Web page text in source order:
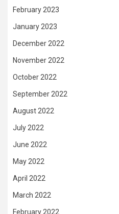
February 2023
January 2023
December 2022
November 2022
October 2022
September 2022
August 2022
July 2022
June 2022
May 2022
April 2022
March 2022
February 2022